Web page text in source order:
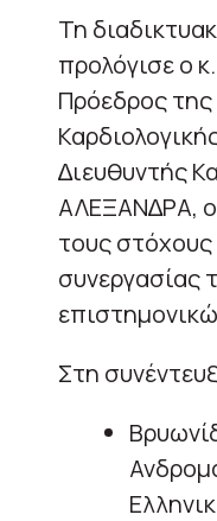
Τη
προλόγισε ο
Πρόεδρος της
∆ιευθυντής
ΑΛΕΞΑΝ∆ΡΑ, ο
τους
συνεργασίας
Στη